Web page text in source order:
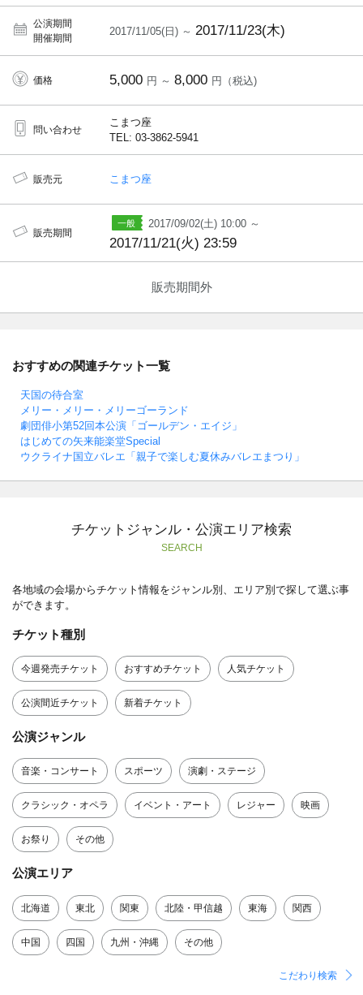
公演期間
開催期間
2017/11/05(日) ～ 2017/11/23(木)
価格 5,000 円 ～ 8,000 円（税込)
問い合わせ
こまつ座
TEL: 03-3862-5941
販売元 こまつ座
販売期間
2017/09/02(土) 10:00 ～
2017/11/21(火) 23:59
販売期間外
おすすめの関連チケット一覧
天国の待合室
メリー・メリー・メリーゴーランド
劇団俳小第52回本公演「ゴールデン・エイジ」
はじめての矢来能楽堂Special
ウクライナ国立バレエ「親子で楽しむ夏休みバレエまつり」
チケットジャンル・公演エリア検索
SEARCH
各地域の会場からチケット情報をジャンル別、エリア別で探して選ぶ事
ができます。
チケット種別
今週発売チケット おすすめチケット 人気チケット
公演間近チケット 新着チケット
公演ジャンル
音楽・コンサート スポーツ 演劇・ステージ
クラシック・オペラ イベント・アート レジャー 映画
お祭り その他
公演エリア
北海道 東北 関東 北陸・甲信越 東海 関西
中国 四国 九州・沖縄 その他
こだわり検索